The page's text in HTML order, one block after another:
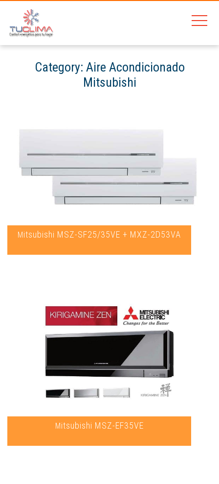
Category: Aire Acondicionado
Mitsubishi
Mitsubishi MSZ-SF25/35VE + MXZ-2D53VA
Mitsubishi MSZ-EF35VE